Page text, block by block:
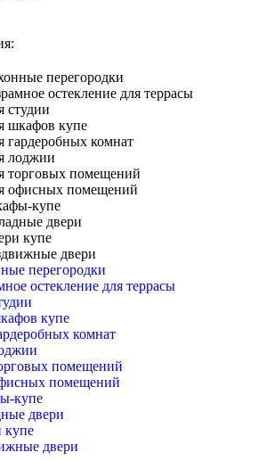
перегородки
остекление для террасы
студии
шкафов купе
гардеробных комнат
лоджии
торговых помещений
офисных помещений
купе
двери
купе
двери
перегородки
остекление для террасы
купе
комнат
помещений
помещений
купе
двери
купе
двери